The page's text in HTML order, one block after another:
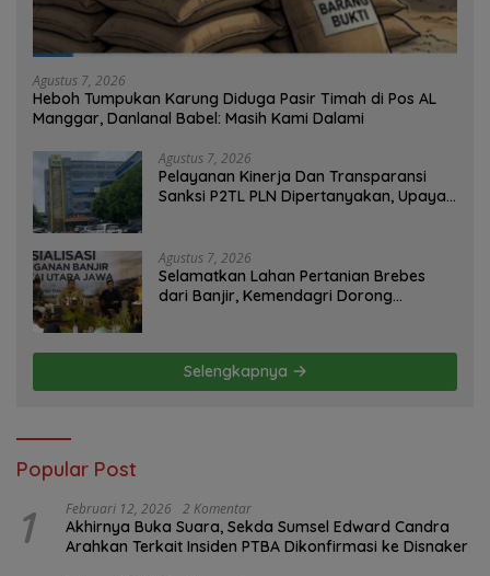
Agustus 7, 2026
Heboh Tumpukan Karung Diduga Pasir Timah di Pos AL
Manggar, Danlanal Babel: Masih Kami Dalami
Agustus 7, 2026
Pelayanan Kinerja Dan Transparansi
Sanksi P2TL PLN Dipertanyakan, Upaya
Agustus 7, 2026
Selamatkan Lahan Pertanian Brebes
dari Banjir, Kemendagri Dorong
Selengkapnya
Popular Post
1 Februari 12, 2026 2 Komentar
Akhirnya Buka Suara, Sekda Sumsel Edward Candra
Arahkan Terkait Insiden PTBA Dikonfirmasi ke Disnaker